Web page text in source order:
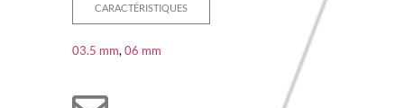
CARACTÉRISTIQUES
03.5 mm, 06 mm